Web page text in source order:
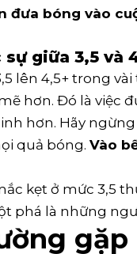
đưa bóng vào
giữa 3,5 và
lên 4,5+ trong
hơn. Đó là việc
hơn. Hãy
quả bóng. Vào
kẹt ở mức 3,5
phá là những
gặp